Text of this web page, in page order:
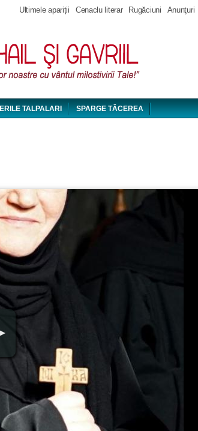
Jump to navigation
Ultimele apariții Cenaclu literar Rugăciuni Anunţuri
TALPALARI SPARGE TĂCEREA